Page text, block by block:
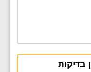
בדיקות